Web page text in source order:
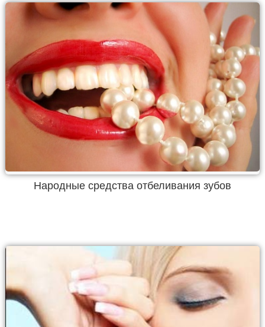
Народные средства отбеливания зубов